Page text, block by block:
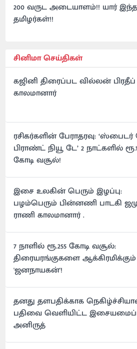
200 வருட அடையாளம்!! யார்
தமிழர்கள்!!
சினிமா செய்திகள்
கஜினி திரைப்பட வில்லன்
காலமானார்
ரசிகர்களின் பேராதரவு:
பிராண்ட் நியூ டே’ 2 நாட்களில்
கோடி வசூல்!
இசை உலகின் பெரும் இழப்பு:
பழம்பெரும் பின்னணி பாடகி
ராணி காலமானார் .
7 நாளில் ரூ.255 கோடி வசூல்:
திரையரங்குகளை ஆக்கிரமிக்கும்
'ஜனநாயகன்'!
தனது தளபதிக்காக
பதிவை வெளியிட்ட
அனிருத்